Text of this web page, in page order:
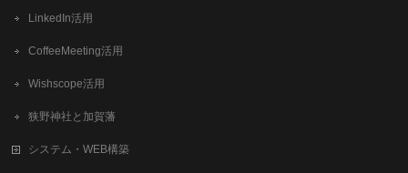
LinkedIn活用
CoffeeMeeting活用
Wishscope活用
狭野神社と加賀藩
システム・WEB構築